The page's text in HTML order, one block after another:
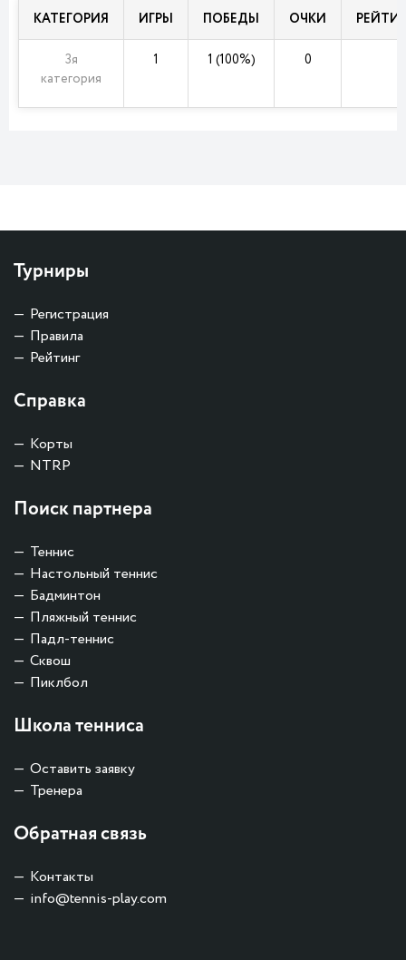
КАТЕГОРИЯ ИГРЫ ПОБЕДЫ ОЧКИ
3я
категория
1 1 (100%) 0
Турниры
Регистрация
Правила
Рейтинг
Справка
Корты
NTRP
Поиск партнера
Теннис
Настольный теннис
Бадминтон
Пляжный теннис
Падл-теннис
Сквош
Пиклбол
Школа тенниса
Оставить заявку
Тренера
Обратная связь
Контакты
info@tennis-play.com